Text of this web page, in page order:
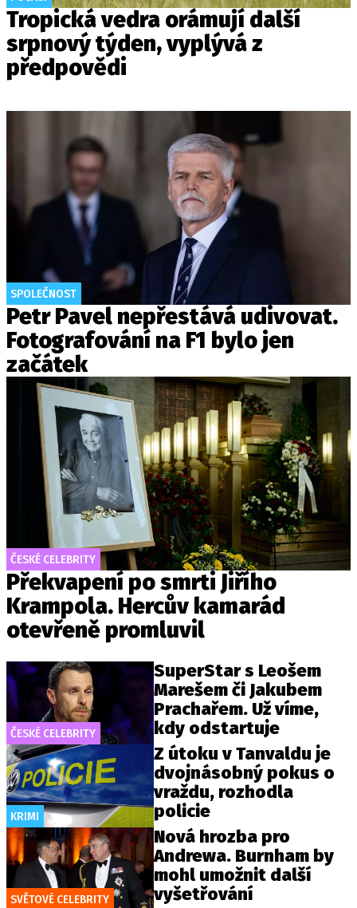
Tropická vedra orámují další
srpnový týden, vyplývá z
předpovědi
SPOLEČNOST
Petr Pavel nepřestává udivovat.
Fotografování na F1 bylo jen
začátek
ČESKÉ CELEBRITY
Překvapení po smrti Jiřího
Krampola. Hercův kamarád
otevřeně promluvil
ČESKÉ CELEBRITY
SuperStar s Leošem
Marešem či Jakubem
Prachařem. Už víme,
kdy odstartuje
KRIMI
Z útoku v Tanvaldu je
dvojnásobný pokus o
vraždu, rozhodla
policie
SVĚTOVÉ CELEBRITY
Nová hrozba pro
Andrewa. Burnham by
mohl umožnit další
vyšetřování